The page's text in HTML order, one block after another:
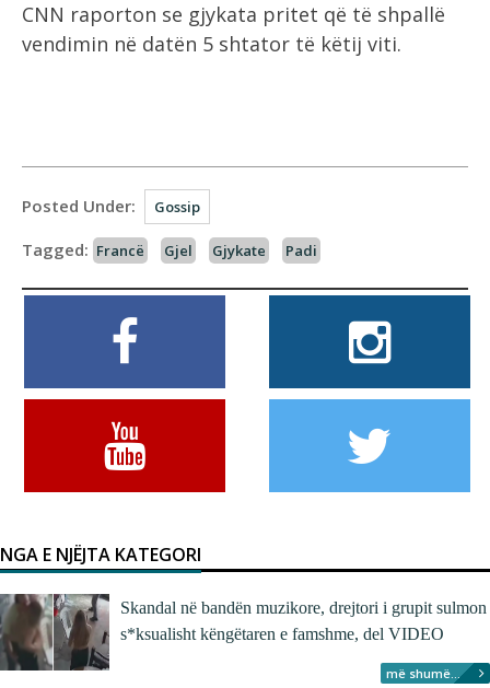
CNN raporton se gjykata pritet që të shpallë
vendimin në datën 5 shtator të këtij viti.
Posted Under: Gossip
Tagged: Francë Gjel Gjykate Padi
NGA E NJËJTA KATEGORI
Skandal në bandën muzikore, drejtori i grupit sulmon
s*ksualisht këngëtaren e famshme, del VIDEO
më shumë...